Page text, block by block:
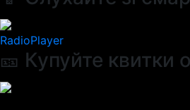
RadioPlayer
🎫 Купуйте квитки